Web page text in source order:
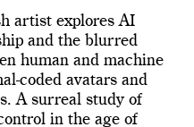
artist explores AI
and the blurred
human and machine
coded avatars and
A surreal study of
in the age of